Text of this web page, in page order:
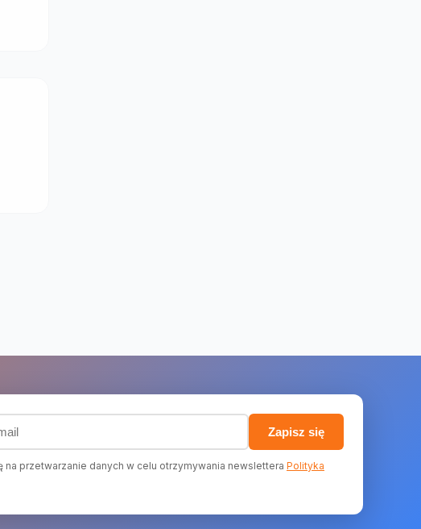
Zapisz się
na przetwarzanie danych w celu otrzymywania newslettera Polityka